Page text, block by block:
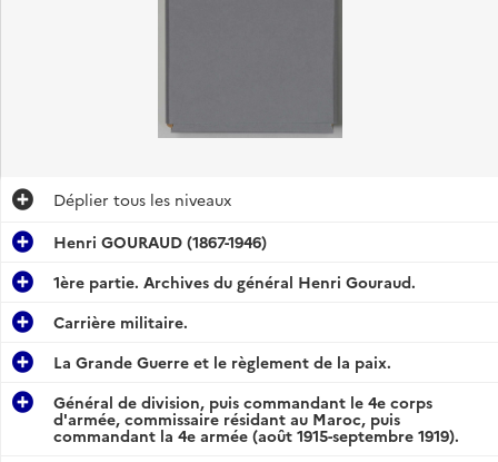
Déplier tous les niveaux
Henri GOURAUD (1867-1946)
1ère partie. Archives du général Henri Gouraud.
Carrière militaire.
La Grande Guerre et le règlement de la paix.
Général de division, puis commandant le 4e corps
d'armée, commissaire résidant au Maroc, puis
commandant la 4e armée (août 1915-septembre 1919).